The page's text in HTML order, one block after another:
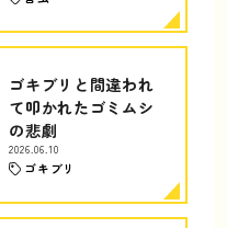
ゴキブリと間違われ
て叩かれたゴミムシ
の悲劇
2026.06.10
ゴキブリ